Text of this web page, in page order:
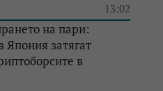
13:02
на пари:
Япония затягат
в